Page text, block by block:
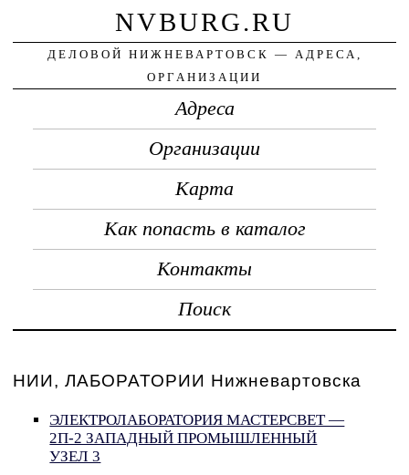
NVBURG.RU
ДЕЛОВОЙ НИЖНЕВАРТОВСК — АДРЕСА,
ОРГАНИЗАЦИИ
Адреса
Организации
Карта
Как попасть в каталог
Контакты
Поиск
НИИ, ЛАБОРАТОРИИ Нижневартовска
ЭЛЕКТРОЛАБОРАТОРИЯ МАСТЕРСВЕТ —
2П-2 ЗАПАДНЫЙ ПРОМЫШЛЕННЫЙ
УЗЕЛ 3